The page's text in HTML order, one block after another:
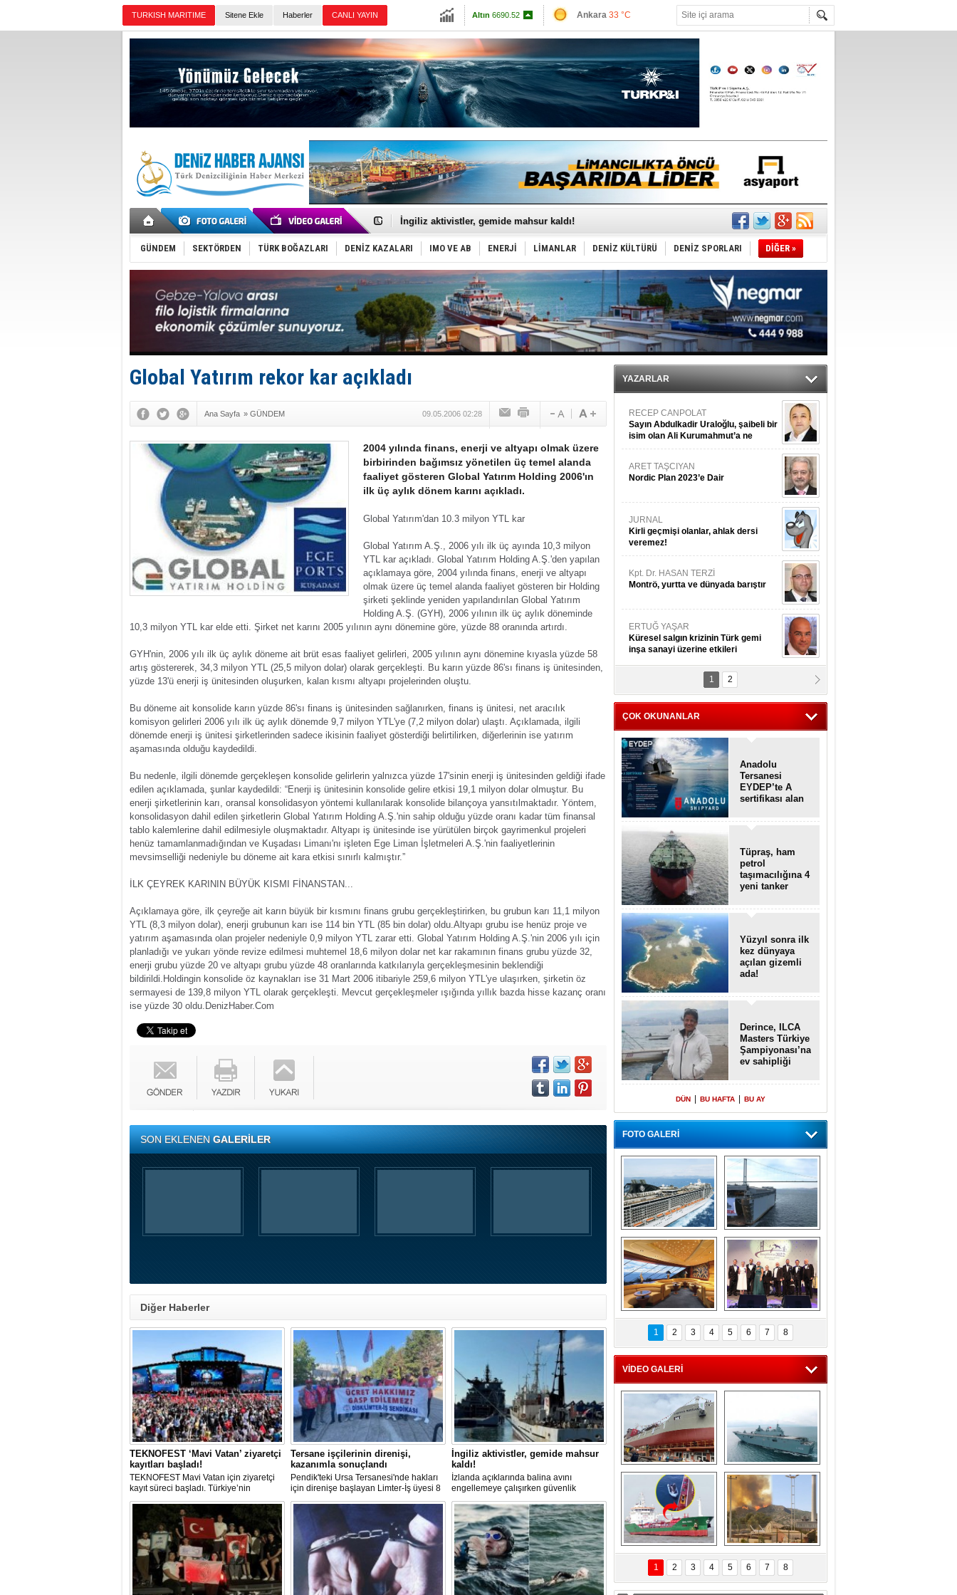
TURKISH MARITIME Sitene Ekle Haberler CANLI YAYIN Altın 6690.52
Euro55.2599
Ankara 33 °C
Antalya32 °C
Muğla 35 °C
Çanakkale 33 °C
TEKNOFEST ‘Mavi Vatan’ ziyaretçi kayıtları başladı!
İngiliz aktivistler, gemide mahsur kaldı!
FESCO, Karadeniz'de yeni sevkiyat taleplerini durdurdu
DESE, BIMCO’ya katıldı
GİMBİRDER gemi inşa yan sanayinin sorunlarını tartıştı
35 milyon TL'lik tekne projesinde karar çıktı
İnsansız cankurtaran ihalesini BlueForge kazandı
Yüzyıl sonra ilk kez dünyaya açılan gizemli ada!
Anadolu Tersanesi EYDEP’te A sertifikası alan ilk tersane oldu
Derince, ILCA Masters Türkiye Şampiyonası’na ev sahipliği yapacak
Tüpraş, ham petrol taşımacılığına 4 yeni tanker daha ekliyor
İTU AUV, Dünya’da 2. oldu!
PROYAD, yat mürettebatı için yurt dışı harcı için düzenleme istiyor
GÜNDEM SEKTÖRDEN TÜRK BOĞAZLARI DENİZ KAZALARI IMO VE AB ENERJİ LİMANLAR DENİZ KÜLTÜRÜ DENİZ SPORLARI DİĞER »
Global Yatırım rekor kar açıkladı
Ana Sayfa » GÜNDEM 09.05.2006 02:28
2004 yılında finans, enerji ve altyapı olmak üzere
birbirinden bağımsız yönetilen üç temel alanda
faaliyet gösteren Global Yatırım Holding 2006'ın
ilk üç aylık dönem karını açıkladı.
Global Yatırım'dan 10.3 milyon YTL kar
Global Yatırım A.Ş., 2006 yılı ilk üç ayında 10,3 milyon
YTL kar açıkladı. Global Yatırım Holding A.Ş.'den yapılan
açıklamaya göre, 2004 yılında finans, enerji ve altyapı
olmak üzere üç temel alanda faaliyet gösteren bir Holding
şirketi şeklinde yeniden yapılandırılan Global Yatırım
Holding A.Ş. (GYH), 2006 yılının ilk üç aylık döneminde
10,3 milyon YTL kar elde etti. Şirket net karını 2005 yılının aynı dönemine göre, yüzde 88 oranında artırdı.
GYH'nin, 2006 yılı ilk üç aylık döneme ait brüt esas faaliyet gelirleri, 2005 yılının aynı dönemine kıyasla yüzde 58
artış göstererek, 34,3 milyon YTL (25,5 milyon dolar) olarak gerçekleşti. Bu karın yüzde 86'sı finans iş ünitesinden,
yüzde 13'ü enerji iş ünitesinden oluşurken, kalan kısmı altyapı projelerinden oluştu.
Bu döneme ait konsolide karın yüzde 86'sı finans iş ünitesinden sağlanırken, finans iş ünitesi, net aracılık
komisyon gelirleri 2006 yılı ilk üç aylık dönemde 9,7 milyon YTL'ye (7,2 milyon dolar) ulaştı. Açıklamada, ilgili
dönemde enerji iş ünitesi şirketlerinden sadece ikisinin faaliyet gösterdiği belirtilirken, diğerlerinin ise yatırım
aşamasında olduğu kaydedildi.
Bu nedenle, ilgili dönemde gerçekleşen konsolide gelirlerin yalnızca yüzde 17'sinin enerji iş ünitesinden geldiği ifade
edilen açıklamada, şunlar kaydedildi: “Enerji iş ünitesinin konsolide gelire etkisi 19,1 milyon dolar olmuştur. Bu
enerji şirketlerinin karı, oransal konsolidasyon yöntemi kullanılarak konsolide bilançoya yansıtılmaktadır. Yöntem,
konsolidasyon dahil edilen şirketlerin Global Yatırım Holding A.Ş.'nin sahip olduğu yüzde oranı kadar tüm finansal
tablo kalemlerine dahil edilmesiyle oluşmaktadır. Altyapı iş ünitesinde ise yürütülen birçok gayrimenkul projeleri
henüz tamamlanmadığından ve Kuşadası Limanı'nı işleten Ege Liman İşletmeleri A.Ş.'nin faaliyetlerinin
mevsimselliği nedeniyle bu döneme ait kara etkisi sınırlı kalmıştır.”
İLK ÇEYREK KARININ BÜYÜK KISMI FİNANSTAN...
Açıklamaya göre, ilk çeyreğe ait karın büyük bir kısmını finans grubu gerçekleştirirken, bu grubun karı 11,1 milyon
YTL (8,3 milyon dolar), enerji grubunun karı ise 114 bin YTL (85 bin dolar) oldu.Altyapı grubu ise henüz proje ve
yatırım aşamasında olan projeler nedeniyle 0,9 milyon YTL zarar etti. Global Yatırım Holding A.Ş.'nin 2006 yılı için
planladığı ve yukarı yönde revize edilmesi muhtemel 18,6 milyon dolar net kar rakamının finans grubu yüzde 32,
enerji grubu yüzde 20 ve altyapı grubu yüzde 48 oranlarında katkılarıyla gerçekleşmesinin beklendiği
bildirildi. Holdingin konsolide öz kaynakları ise 31 Mart 2006 itibariyle 259,6 milyon YTL'ye ulaşırken, şirketin öz
sermayesi de 139,8 milyon YTL olarak gerçekleşti. Mevcut gerçekleşmeler ışığında yıllık bazda hisse kazanç oranı
ise yüzde 30 oldu. DenizHaber.Com
SON EKLENENGALERİLER
Diğer Haberler
TEKNOFEST ‘Mavi Vatan’ ziyaretçi
kayıtları başladı!
TEKNOFEST Mavi Vatan için ziyaretçi
kayıt süreci başladı. Türkiye’nin
denizcilik ve savunma teknolojilerine
odaklanan etkinliği, 20-23 Ağustos
tarihleri arasında Gölcük Tersanesi
Komutanlığı’nda gerçekleştirilecek.
Tersane işçilerinin direnişi,
kazanımla sonuçlandı
Pendik'teki Ursa Tersanesi'nde hakları
için direnişe başlayan Limter-İş üyesi 8
işçinin mücadelesi sonuç verdi. İşveren,
arabulucu görüşmesinde tüm
alacakların ödenmesini kabul etti.
Sendika, sözlerin tutulmaması halinde
direnişin süreceğini açıkladı
İngiliz aktivistler, gemide mahsur
kaldı!
İzlanda açıklarında balina avını
engellemeye çalışırken güvenlik
güçlerince durdurulan Bandero adlı
protesto gemisindeki 21 çevre aktivisti,
günlerdir gemiden çıkmalarına izin
verilmediğini ve temel haklarının ihlal
edildiğini öne sürdü. Mürettebatta iki
Britanyalı aktivist de bulunuyor.
YAZARLAR
RECEP CANPOLAT
Sayın Abdulkadir Uraloğlu, şaibeli bir
isim olan Ali Kurumahmut’a ne
danışıyorsunuz?
ARET TAŞCIYAN
Nordic Plan 2023’e Dair
JURNAL
Kirli geçmişi olanlar, ahlak dersi
veremez!
Kpt. Dr. HASAN TERZİ
Montrö, yurtta ve dünyada barıştır
ERTUĞ YAŞAR
Küresel salgın krizinin Türk gemi
inşa sanayi üzerine etkileri
Kpt. MESUT AZMİ GÖKSOY
ithafen...
1 2
ÇOK OKUNANLAR
Anadolu
Tersanesi
EYDEP’te A
sertifikası alan
Tüpraş, ham
petrol
taşımacılığına 4
yeni tanker
Yüzyıl sonra ilk
kez dünyaya
açılan gizemli
ada!
Derince, ILCA
Masters Türkiye
Şampiyonası’na
ev sahipliği
DÜN BU HAFTA BU AY
FOTO GALERİ
“Gemi içinde gemi”
konsepti ile MSC
Splendida
Dünyada tek!
Denizaltı yüzer
havuzu intikal
seyrine başladı
MSC'den 55 milyon
euroluk turizm geliri
müjdesi
5. Bosphorus Ship
Brokers Dinner,
İstanbul’da yapıldı
1 2 3 4 5 6 7 8
VİDEO GALERİ
Çeksan Tersanesi,
Başaran Bayrak
tankerini suya
indirdi
TCG Anadolu,
tersane teknik
seyrini tamamladı
Göçmenlerin
imdadına Türk
sahipli MINA DENIZ
yetişti
Milas’taki yangın
yeniden termik
santrallere doğru
ilerliyor
1 2 3 4 5 6 7 8